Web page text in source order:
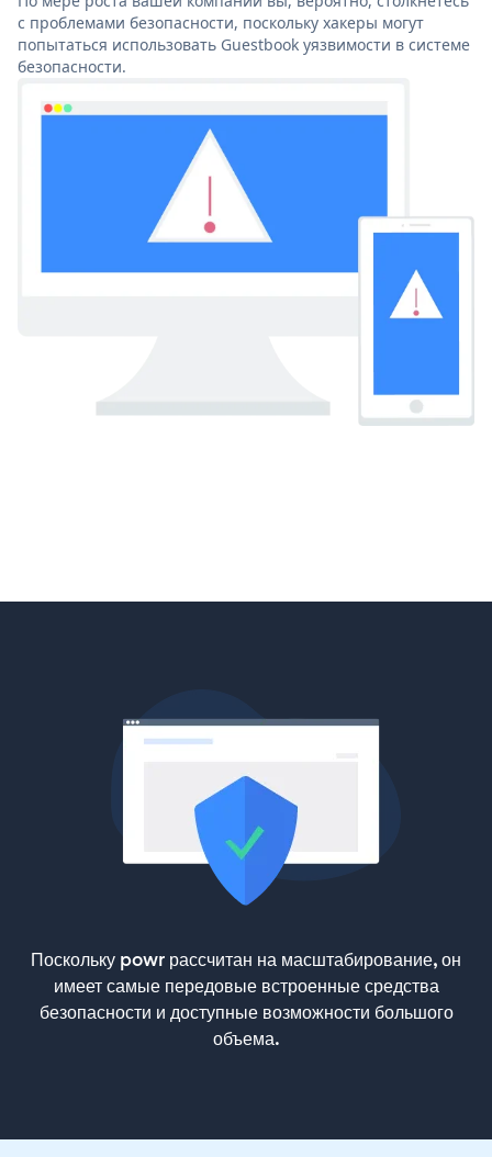
с проблемами безопасности, поскольку хакеры могут
попытаться использовать Guestbook уязвимости в системе
безопасности.
Поскольку powr рассчитан на масштабирование, он
имеет самые передовые встроенные средства
безопасности и доступные возможности большого
объема.